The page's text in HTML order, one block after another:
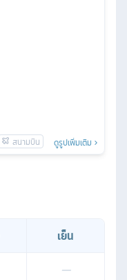
ดูรูปเพิ่มเติม
เย็น
—